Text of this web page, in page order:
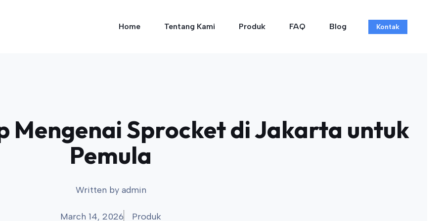
Home Tentang Kami Produk FAQ Blog Kontak
Mengenai Sprocket di Jakarta untuk
Pemula
Written by admin
March 14, 2026 Produk